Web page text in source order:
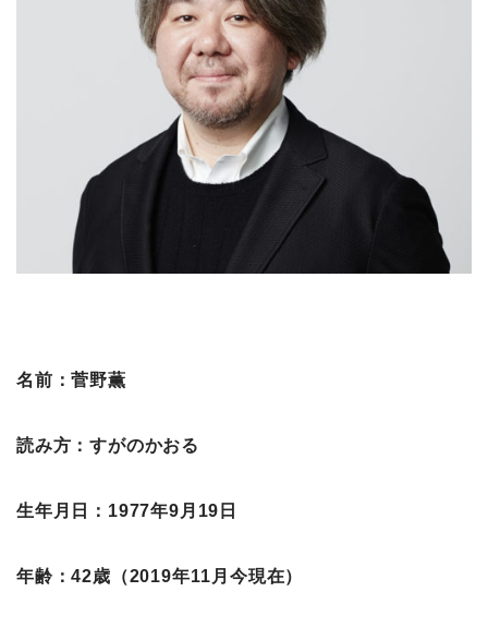
名前：菅野薫
読み方：すがのかおる
生年月日：1977年9月19日
年齢：42歳（2019年11月今現在）